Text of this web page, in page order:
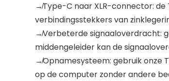
↛Type-C naar XLR-connector: de
verbindingsstekkers van
↛Verbeterde signaaloverdracht:
middengeleider kan de
↛Opnamesysteem: gebruik onze
op de computer zonder andere